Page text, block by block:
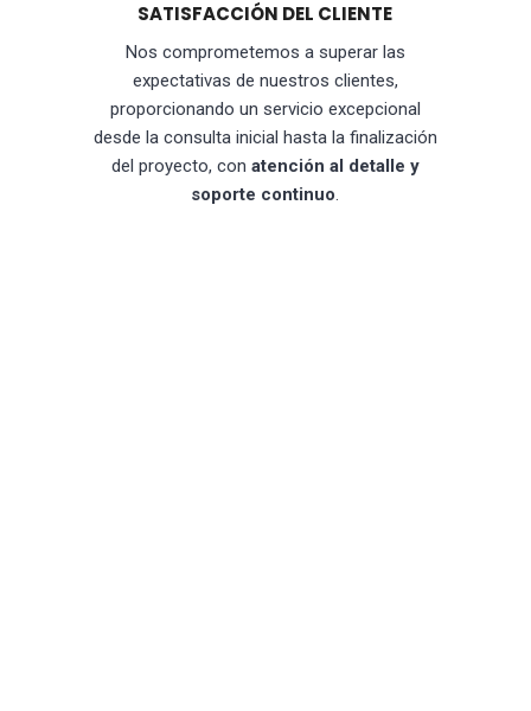
SATISFACCIÓN DEL CLIENTE
Nos comprometemos a superar las
expectativas de nuestros clientes,
proporcionando un servicio excepcional
desde la consulta inicial hasta la finalización
del proyecto, con atención al detalle y
soporte continuo.